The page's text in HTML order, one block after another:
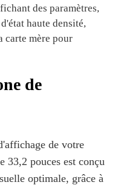
de
de votre
33,2 pouces est conçu
optimale, grâce à